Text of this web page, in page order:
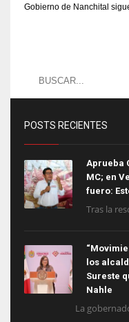
Gobierno de Nanchital
POSTS RECIENTES
Aprueba
MC; en
fuero:
Tras la
los
Sureste
Nahle
La